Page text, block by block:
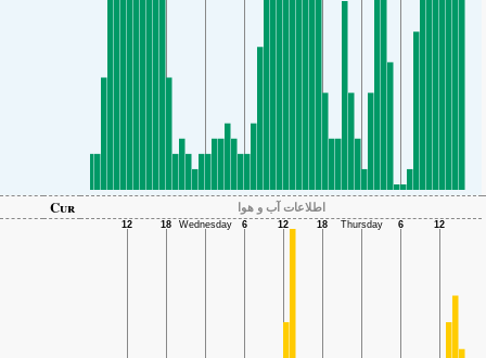
Cur اطلاعات آب و هوا